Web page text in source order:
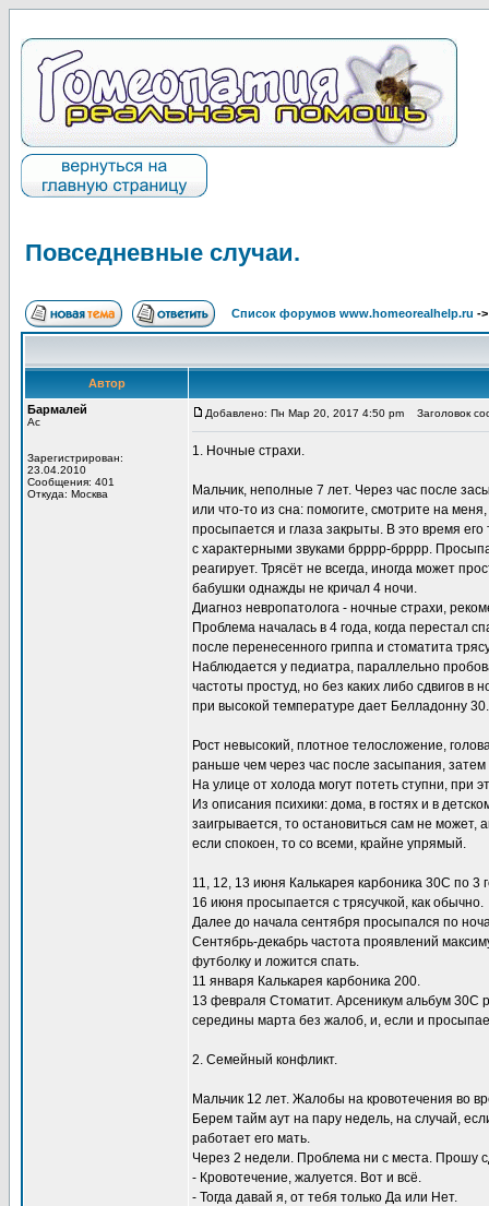
Повседневные случаи.
Список форумов www.homeorealhelp.ru -
Автор
Бармалей
Ас
Зарегистрирован:
23.04.2010
Сообщения: 401
Откуда: Москва
Добавлено: Пн Мар 20, 2017 4:50 pm Заголовок
1. Ночные страхи.
Мальчик, неполные 7 лет. Через час после
или что-то из сна: помогите, смотрите на
просыпается и глаза закрыты. В это время
с характерными звуками брррр-брррр.
реагирует. Трясёт не всегда, иногда может
бабушки однажды не кричал 4 ночи.
Диагноз невропатолога - ночные страхи,
Проблема началась в 4 года, когда перестал
после перенесенного гриппа и стоматита
Наблюдается у педиатра, параллельно
частоты простуд, но без каких либо сдвигов
при высокой температуре дает Белладонну 30.
Рост невысокий, плотное телосложение,
раньше чем через час после засыпания,
На улице от холода могут потеть ступни, при
Из описания психики: дома, в гостях и в
заигрывается, то остановиться сам не может,
если спокоен, то со всеми, крайне упрямый.
11, 12, 13 июня Калькарея карбоника 30С по 3
16 июня просыпается с трясучкой, как обычно.
Далее до начала сентября просыпался по
Сентябрь-декабрь частота проявлений
футболку и ложится спать.
11 января Калькарея карбоника 200.
13 февраля Стоматит. Арсеникум альбум
середины марта без жалоб, и, если и
2. Семейный конфликт.
Мальчик 12 лет. Жалобы на кровотечения во
Берем тайм аут на пару недель, на случай,
работает его мать.
Через 2 недели. Проблема ни с места. Прошу
- Кровотечение, жалуется. Вот и всё.
- Тогда давай я, от тебя только Да или Нет.